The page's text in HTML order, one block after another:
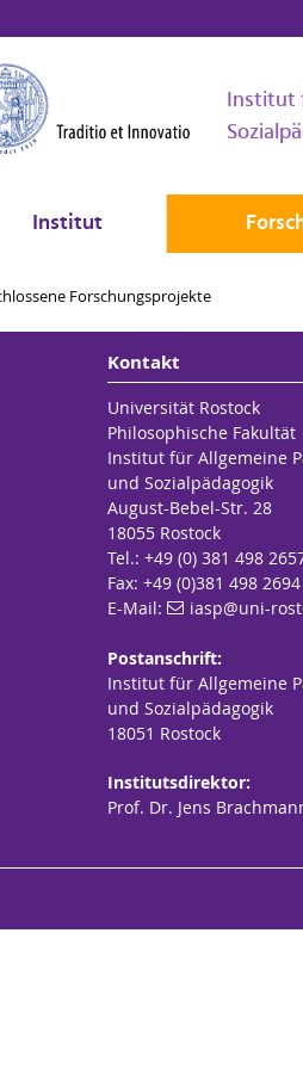
Institut
Institut
Forschungsprojekte
Kontakt
Universität Rostock
Philosophische Fakultät
Institut für Allgemeine
und Sozialpädagogik
August-Bebel-Str. 28
18055 Rostock
Tel.: +49 (0) 381 498
Fax: +49 (0)381 498 2694
E-Mail:
iasp@uni-
Postanschrift:
Institut für Allgemeine
und Sozialpädagogik
18051 Rostock
Institutsdirektor:
Prof. Dr. Jens